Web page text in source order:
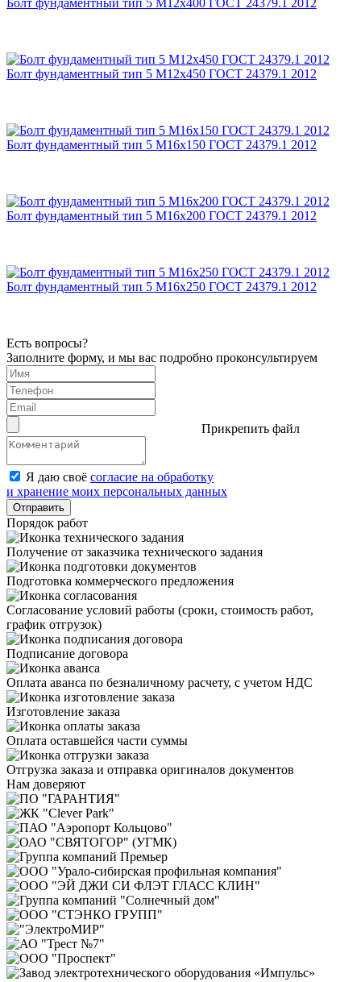
Болт фундаментный тип 5 М12х450 ГОСТ 24379.1 2012
Болт фундаментный тип 5 М16х150 ГОСТ 24379.1 2012
Болт фундаментный тип 5 М16х200 ГОСТ 24379.1 2012
Болт фундаментный тип 5 М16х250 ГОСТ 24379.1 2012
Есть вопросы?
Заполните форму, и мы вас подробно проконсультируем
Прикрепить файл
Я даю своё согласие на обработку
и хранение моих персональных данных
Отправить
Порядок работ
Получение от заказчика технического задания
Подготовка коммерческого предложения
Согласование условий работы (сроки, стоимость работ,
график отгрузок)
Подписание договора
Оплата аванса по безналичному расчету, с учетом НДС
Изготовление заказа
Оплата оставшейся части суммы
Отгрузка заказа и отправка оригиналов документов
Нам доверяют